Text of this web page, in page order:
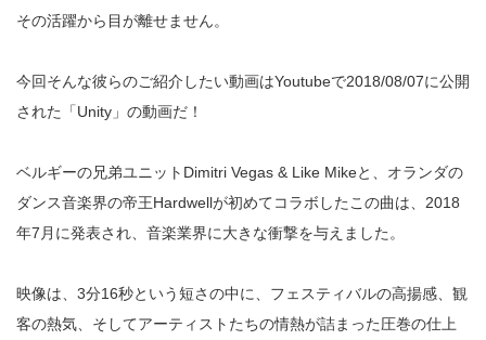
その活躍から目が離せません。
今回そんな彼らのご紹介したい動画はYoutubeで2018/08/07に公開
された「Unity」の動画だ！
ベルギーの兄弟ユニットDimitri Vegas & Like Mikeと、オランダの
ダンス音楽界の帝王Hardwellが初めてコラボしたこの曲は、2018
年7月に発表され、音楽業界に大きな衝撃を与えました。
映像は、3分16秒という短さの中に、フェスティバルの高揚感、観
客の熱気、そしてアーティストたちの情熱が詰まった圧巻の仕上